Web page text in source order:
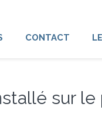
CONTACT
sur